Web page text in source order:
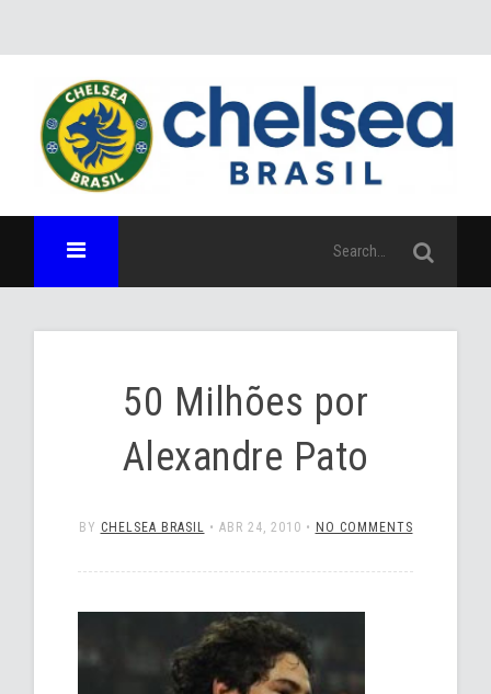
50 Milhões por
Alexandre Pato
BY CHELSEA BRASIL • ABR 24, 2010 • NO COMMENTS